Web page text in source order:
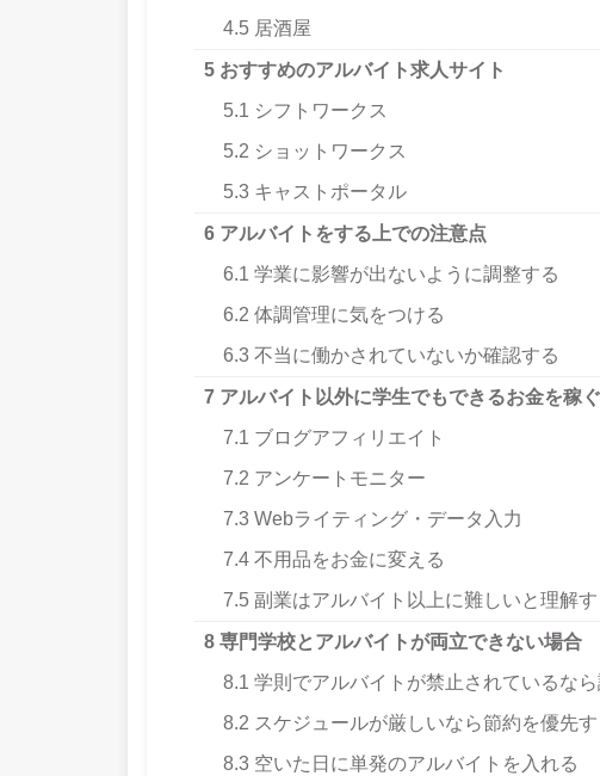
4.5 居酒屋
5 おすすめのアルバイト求人サイト
5.1 シフトワークス
5.2 ショットワークス
5.3 キャストポータル
6 アルバイトをする上での注意点
6.1 学業に影響が出ないように調整する
6.2 体調管理に気をつける
6.3 不当に働かされていないか確認する
7 アルバイト以外に学生でもできるお金を稼
7.1 ブログアフィリエイト
7.2 アンケートモニター
7.3 Webライティング・データ入力
7.4 不用品をお金に変える
7.5 副業はアルバイト以上に難しいと理解す
8 専門学校とアルバイトが両立できない場合
8.1 学則でアルバイトが禁止されているなら
8.2 スケジュールが厳しいなら節約を優先す
8.3 空いた日に単発のアルバイトを入れる